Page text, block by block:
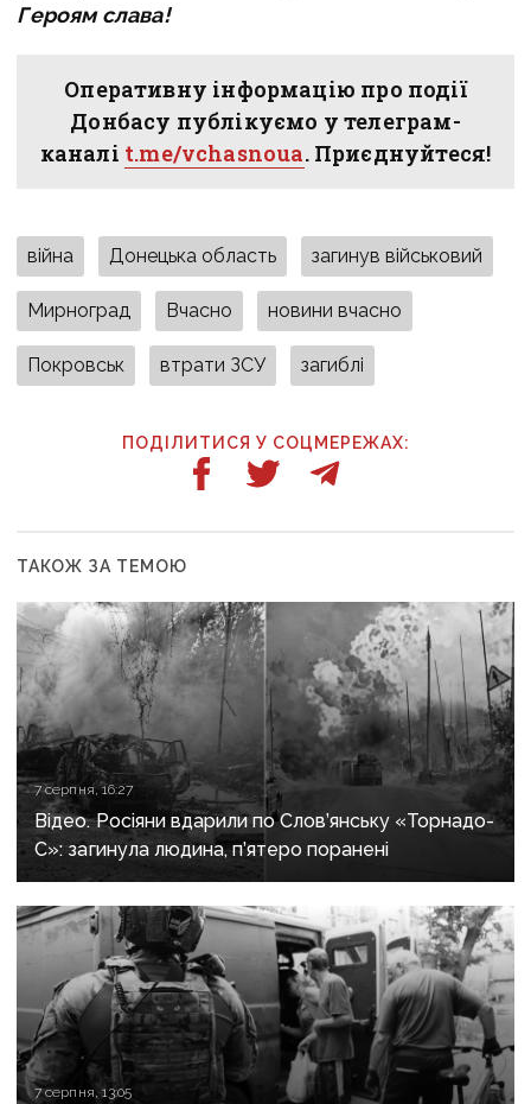
Героям слава!
Оперативну інформацію про події
Донбасу публікуємо у телеграм-
каналі t.me/vchasnoua. Приєднуйтеся!
війна Донецька область загинув військовий
Мирноград Вчасно новини вчасно
Покровськ втрати ЗСУ загиблі
ПОДІЛИТИСЯ У СОЦМЕРЕЖАХ:
ТАКОЖ ЗА ТЕМОЮ
7 серпня, 16:27
Відео. Росіяни вдарили по Слов’янську «Торнадо-
С»: загинула людина, п’ятеро поранені
7 серпня, 13:05